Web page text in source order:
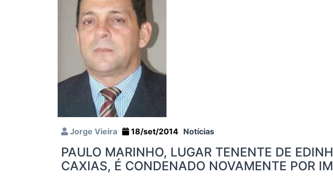
Jorge Vieira 18/set/2014 Notícias
PAULO MARINHO, LUGAR TENENTE DE
CAXIAS, É CONDENADO NOVAMENTE POR